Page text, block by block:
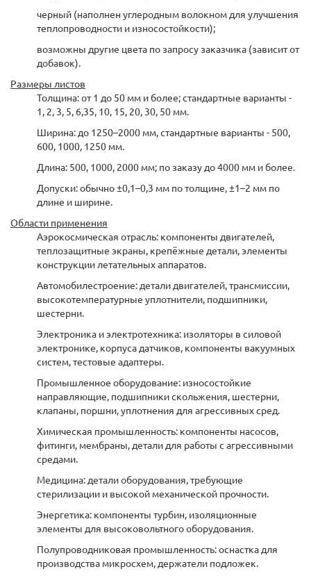
черный (наполнен углеродным волокном для улучшения
теплопроводности и износостойкости);
возможны другие цвета по запросу заказчика (зависит от
добавок).
Размеры листов
Толщина: от 1 до 50 мм и более; стандартные варианты -
1, 2, 3, 5, 6,35, 10, 15, 20, 30, 50 мм.
Ширина: до 1250–2000 мм, стандартные варианты - 500,
600, 1000, 1250 мм.
Длина: 500, 1000, 2000 мм; по заказу до 4000 мм и более.
Допуски: обычно ±0,1–0,3 мм по толщине, ±1–2 мм по
длине и ширине.
Области применения
Аэрокосмическая отрасль: компоненты двигателей,
теплозащитные экраны, крепёжные детали, элементы
конструкции летательных аппаратов.
Автомобилестроение: детали двигателей, трансмиссии,
высокотемпературные уплотнители, подшипники,
шестерни.
Электроника и электротехника: изоляторы в силовой
электронике, корпуса датчиков, компоненты вакуумных
систем, тестовые адаптеры.
Промышленное оборудование: износостойкие
направляющие, подшипники скольжения, шестерни,
клапаны, поршни, уплотнения для агрессивных сред.
Химическая промышленность: компоненты насосов,
фитинги, мембраны, детали для работы с агрессивными
средами.
Медицина: детали оборудования, требующие
стерилизации и высокой механической прочности.
Энергетика: компоненты турбин, изоляционные
элементы для высоковольтного оборудования.
Полупроводниковая промышленность: оснастка для
производства микросхем, держатели подложек.